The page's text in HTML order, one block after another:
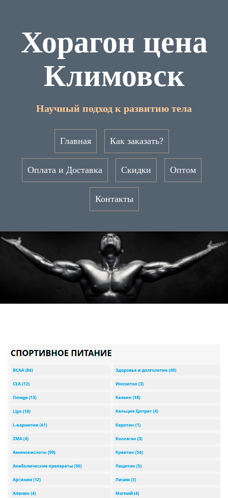
Хорагон цена
Климовск
Научный подход к развитию тела
Главная Как заказать?
Оплата и Доставка Скидки Оптом
Контакты